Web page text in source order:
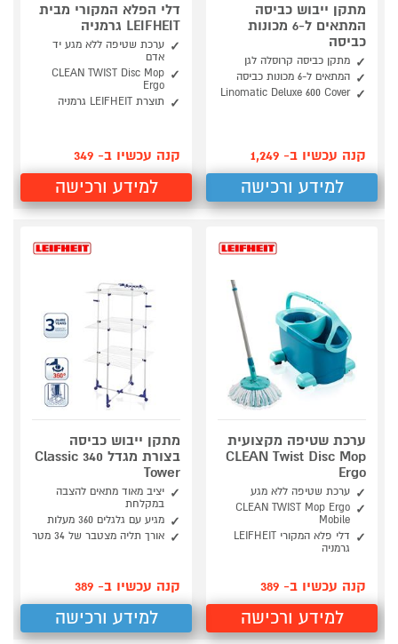
מתקן ייבוש כביסה
המתאים ל-6 מכונות
כביסה
מתקן כביסה קרוסלה לגן
המתאים ל-6 מכונות כביסה
Linomatic Deluxe 600 Cover
קנה עכשיו ב- 1,249
למידע ורכישה
דלי הפלא המקורי מבית
LEIFHEIT גרמניה
ערכת שטיפה ללא מגע יד
אדם
CLEAN TWIST Disc Mop
Ergo
תוצרת LEIFHEIT גרמניה
קנה עכשיו ב- 349
למידע ורכישה
ערכת שטיפה מקצועית
CLEAN Twist Disc Mop
Ergo
ערכת שטיפה ללא מגע
CLEAN TWIST Mop Ergo
Mobile
דלי פלא המקורי LEIFHEIT
גרמניה
קנה עכשיו ב- 389
למידע ורכישה
מתקן ייבוש כביסה
בצורת מגדל 340 Classic
Tower
יציב מאוד מתאים להצבה
במקלחת
מגיע עם גלגלים 360 מעלות
אורך תליה מצטבר של 34 מטר
קנה עכשיו ב- 389
למידע ורכישה